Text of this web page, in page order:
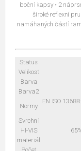
boční kapsy • 2
široké reflexní
namáhaných částí
Status
Velikost
Barva
Barva2
Normy
EN ISO
Svrchní
HI-VIS
materiál